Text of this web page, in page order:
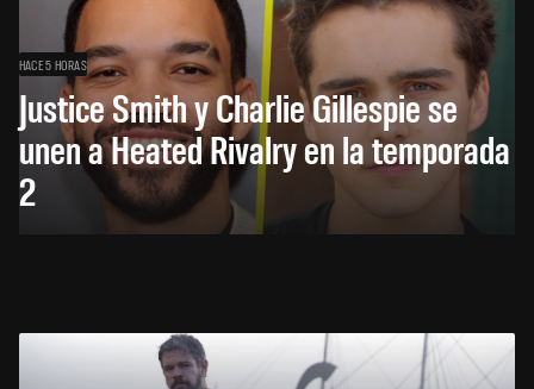
HACE 5 HORAS
Justice Smith y Charlie Gillespie se
unen a Heated Rivalry en la temporada
2